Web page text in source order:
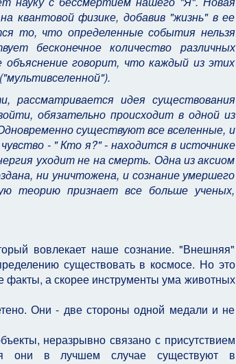
квантовой физике, добавив "жизнь" в ее
то, что определенные события нельзя
бесконечное количество различных
говорит, что каждый из этих
рассматривается идея существования
обязательно происходит в одной из
существуют все вселенные, и
- " Кто я?" - находится в источнике
уходит не на смерть. Одна из аксиом
ни уничтожена, и сознание умершего
теорию признает все больше ученых,
вовлекает наше сознание. "Внешняя"
существовать в космосе. Но это
факты, а скорее инструменты ума животных
Они - две стороны одной медали и не
неразрывно связано с присутствием
они в лучшем случае существуют в